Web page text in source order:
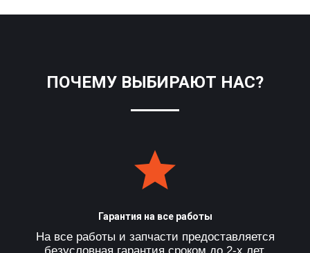
ПОЧЕМУ ВЫБИРАЮТ НАС?
Гарантия на все работы
На все работы и запчасти предоставляется